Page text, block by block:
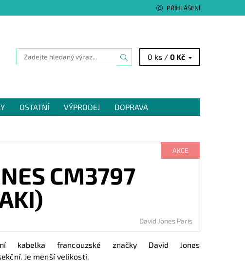
PŘIHLÁŠENÍ
0 ks /0 Kč
OSTATNÍ VÝPRODEJ
DOPRAVA
AKCE
CM3797
David Jones Paris
kabelka francouzské značky David Jones
Je menší velikosti.